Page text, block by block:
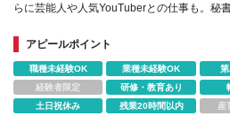
らに芸能人や人気YouTuberとの仕事も。秘
アピールポイント
職種未経験OK 業種未経験OK
経験者限定
研修・教育あり
土日祝休み
残業20時間以内 産